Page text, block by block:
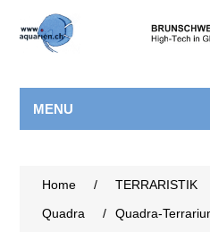
MENU
Home / TERRARISTIK
Quadra
/ Quadra-